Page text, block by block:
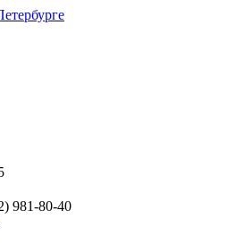
981-80-40